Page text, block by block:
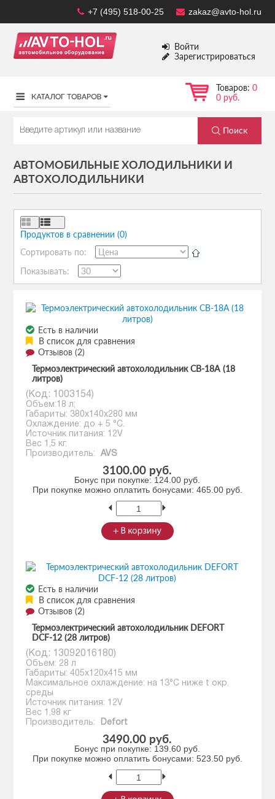
zakaz@avto-hol.ru
+7 (495) 518-00-25
Войти
Зарегистрироваться
Товаров: 0
0 руб.
АВТОМОБИЛЬНЫЕ ХОЛОДИЛЬНИКИ И
АВТОХОЛОДИЛЬНИКИ
Продуктов в сравнении (0)
Сортировать по:
Показывать:
Есть в наличии
В список для сравнения
Отзывов (2)
Термоэлектрический автохолодильник CВ-18А (18
литров)
(Код: 1003154)
Объем:18 л;
Габариты: 380х140х280 мм
Охлаждение: до + 5 °C.
Источник питания: 12V
Вес 1,5 кг.
Производитель:
AVS
3100.00 руб.
Бонус при покупке: 124.00 руб.
При покупке можно оплатить бонусами: 465.00 руб.
Есть в наличии
В список для сравнения
Отзывов (2)
Термоэлектрический автохолодильник DEFORT
DCF-12 (28 литров)
(Код: 13092016180)
Объем: 28 л
Габариты: 405x120x415 мм
Максимальное охлаждение: на 13°С ниже t окр.
среды
Источник питания: 12V
Вес 1,98 кг
Производитель:
Defort
3490.00 руб.
Бонус при покупке: 139.60 руб.
При покупке можно оплатить бонусами: 523.50 руб.